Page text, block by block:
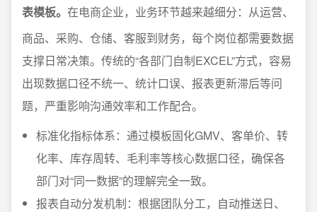
表模板。 在电商企业，业务环节越来越细分：从运营、
商品、采购、仓储、客服到财务，每个岗位都需要数据
支撑日常决策。传统的“各部门自制EXCEL”方式，容易
出现数据口径不统一、统计口误、报表更新滞后等问
题，严重影响沟通效率和工作配合。
标准化指标体系：通过模板固化GMV、客单价、转
化率、库存周转、毛利率等核心数据口径，确保各
部门对“同一数据”的理解完全一致。
报表自动分发机制：根据团队分工，自动推送日、